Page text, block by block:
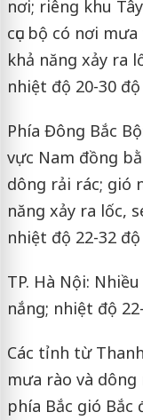
nơi; riêng khu
cục bộ có nơi
khả năng xảy ra
nhiệt độ 20-30 độ
Phía Đông Bắc
vực Nam đồng
dông rải rác; gió
năng xảy ra lốc,
nhiệt độ 22-32 độ
TP. Hà Nội:
nắng; nhiệt độ
Các tỉnh từ
mưa rào và dông
phía Bắc gió Bắc